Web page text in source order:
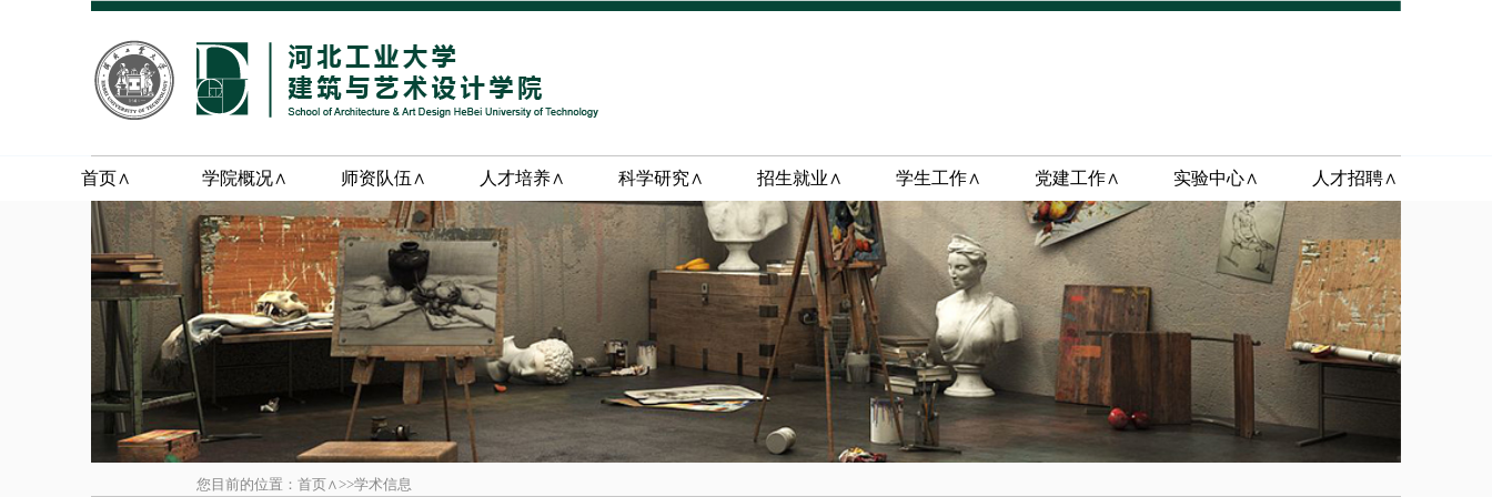
首页∧ 学院概况∧ 师资队伍∧ 人才培养∧ 科学研究∧ 招生就业∧ 学生工作∧ 党建工作∧ 实验中心∧ 人才招聘∧
您目前的位置：首页∧>>学术信息